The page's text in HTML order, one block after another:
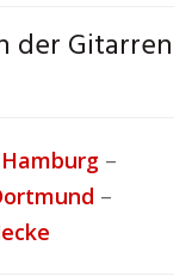
der Gitarren
Hamburg –
–